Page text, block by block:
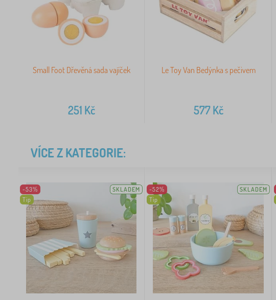
Small Foot Dřevěná sada vajíček
251 Kč
Le Toy Van Bedýnka s pečivem
577Kč
VÍCE Z KATEGORIE:
-53%
Tip
SKLADEM
-52%
Tip
SKLADEM